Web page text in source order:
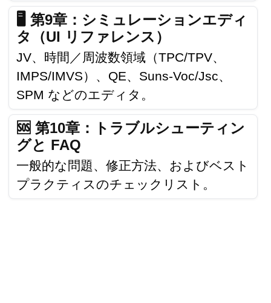
🖥️ 第9章：シミュレーションエディ
タ（UI リファレンス）
JV、時間／周波数領域（TPC/TPV、
IMPS/IMVS）、QE、Suns-Voc/Jsc、
SPM などのエディタ。
🆘 第10章：トラブルシューティン
グと FAQ
一般的な問題、修正方法、およびベスト
プラクティスのチェックリスト。